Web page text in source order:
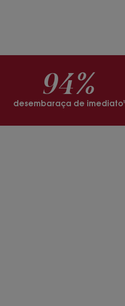
94%
desembaraça de imediato¹